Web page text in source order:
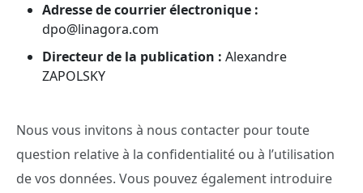
Adresse de courrier électronique :
dpo@linagora.com
Directeur de la publication : Alexandre
ZAPOLSKY
Nous vous invitons à nous contacter pour toute
question relative à la confidentialité ou à l’utilisation
de vos données. Vous pouvez également introduire